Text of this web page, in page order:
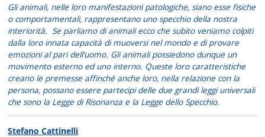
Gli animali, nelle loro manifestazioni patologiche, siano esse fisiche
o comportamentali, rappresentano uno specchio della nostra
interiorità. Se parliamo di animali ecco che subito veniamo colpiti
dalla loro innata capacità di muoversi nel mondo e di provare
emozioni al pari dell’uomo. Gli animali possiedono dunque un
movimento esterno ed uno interno. Queste loro caratteristiche
creano le premesse affinché anche loro, nella relazione con la
persona, possano essere partecipi delle due grandi leggi universali
che sono la Legge di Risonanza e la Legge dello Specchio.
Stefano Cattinelli